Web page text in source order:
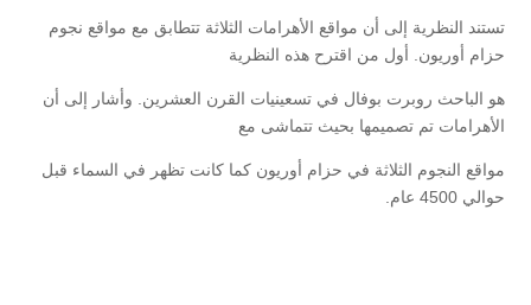
تستند النظرية إلى أن مواقع الأهرامات الثلاثة تتطابق مع مواقع نجوم
حزام أوريون. أول من اقترح هذه النظرية
هو الباحث روبرت بوفال في تسعينيات القرن العشرين. وأشار إلى أن
الأهرامات تم تصميمها بحيث تتماشى مع
مواقع النجوم الثلاثة في حزام أوريون كما كانت تظهر في السماء قبل
حوالي 4500 عام.